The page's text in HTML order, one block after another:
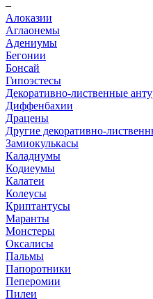
–
Алоказии
Аглаонемы
Адениумы
Бегонии
Бонсай
Гипоэстесы
Декоративно-лиственные
Диффенбахии
Драцены
Другие декоративно-
Замиокулькасы
Каладиумы
Кодиеумы
Калатеи
Колеусы
Криптантусы
Маранты
Монстеры
Оксалисы
Пальмы
Папоротники
Пеперомии
Пилеи